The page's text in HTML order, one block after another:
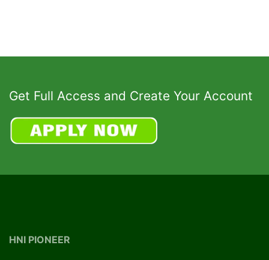
Get Full Access and Create Your Account
HNI PIONEER